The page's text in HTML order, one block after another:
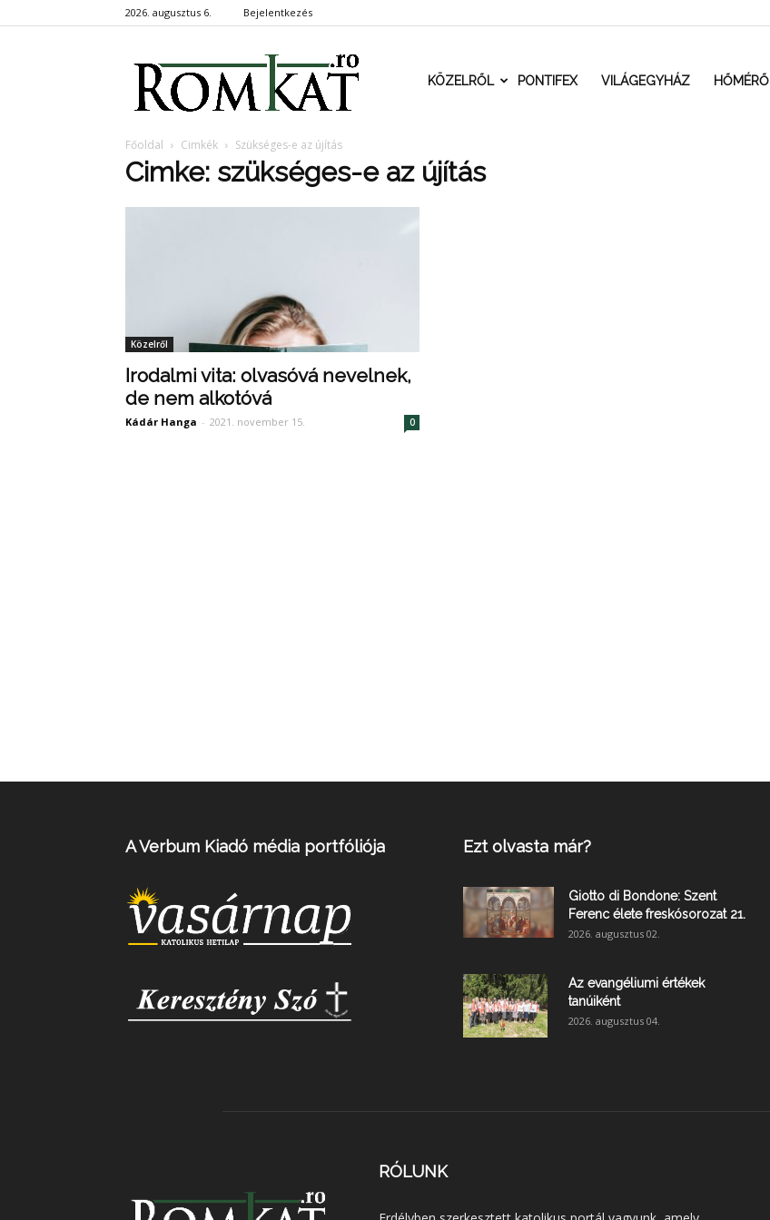
2026. augusztus 6. Bejelentkezés
RomKat.roKÖZELRŐL PONTIFEX VILÁGEGYHÁZ HŐMÉRŐ
Főoldal Cimkék Szükséges-e az újítás
Cimke: szükséges-e az újítás
Közelről
Irodalmi vita: olvasóvá nevelnek,
de nem alkotóvá
Kádár Hanga - 2021. november 15. 0
A Verbum Kiadó média portfóliója Ezt olvasta már?
Giotto di Bondone: Szent
Ferenc élete freskósorozat 21.
2026. augusztus 02.
Az evangéliumi értékek
tanúiként
2026. augusztus 04.
RÓLUNK